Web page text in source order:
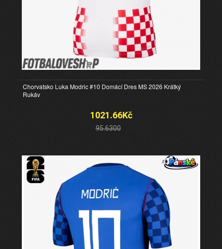
Chorvatsko Luka Modric #10 Domácí Dres MS 2026 Krátký
Rukáv
1021.66Kč
95.6300